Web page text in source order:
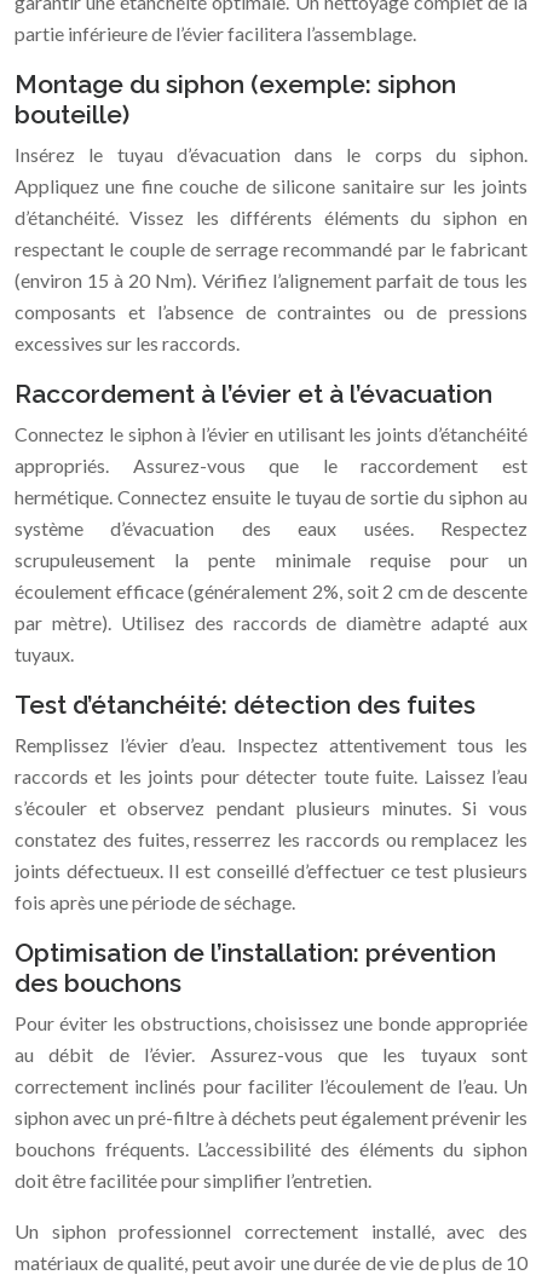
partie inférieure de l’évier facilitera l’assemblage.
Montage du siphon (exemple: siphon
bouteille)
Insérez le tuyau d’évacuation dans le corps du siphon.
Appliquez une fine couche de silicone sanitaire sur les joints
d’étanchéité. Vissez les différents éléments du siphon en
respectant le couple de serrage recommandé par le fabricant
(environ 15 à 20 Nm). Vérifiez l’alignement parfait de tous les
composants et l’absence de contraintes ou de pressions
excessives sur les raccords.
Raccordement à l’évier et à l’évacuation
Connectez le siphon à l’évier en utilisant les joints d’étanchéité
appropriés. Assurez-vous que le raccordement est
hermétique. Connectez ensuite le tuyau de sortie du siphon au
système d’évacuation des eaux usées. Respectez
scrupuleusement la pente minimale requise pour un
écoulement efficace (généralement 2%, soit 2 cm de descente
par mètre). Utilisez des raccords de diamètre adapté aux
tuyaux.
Test d’étanchéité: détection des fuites
Remplissez l’évier d’eau. Inspectez attentivement tous les
raccords et les joints pour détecter toute fuite. Laissez l’eau
s’écouler et observez pendant plusieurs minutes. Si vous
constatez des fuites, resserrez les raccords ou remplacez les
joints défectueux. Il est conseillé d’effectuer ce test plusieurs
fois après une période de séchage.
Optimisation de l’installation: prévention
des bouchons
Pour éviter les obstructions, choisissez une bonde appropriée
au débit de l’évier. Assurez-vous que les tuyaux sont
correctement inclinés pour faciliter l’écoulement de l’eau. Un
siphon avec un pré-filtre à déchets peut également prévenir les
bouchons fréquents. L’accessibilité des éléments du siphon
doit être facilitée pour simplifier l’entretien.
Un siphon professionnel correctement installé, avec des
matériaux de qualité, peut avoir une durée de vie de plus de 10